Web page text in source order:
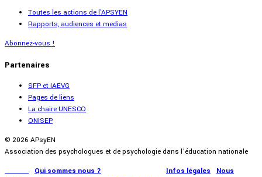
Toutes les actions de l'APSYEN
Rapports, audiences et medias
Abonnez-vous !
Partenaires
SFP et IAEVG
Pages de liens
La chaire UNESCO
ONISEP
© 2026 APsyEN
Association des psychologues et de psychologie dans l’éducation nationale
Qui sommes nous ? Infos légales
Nous